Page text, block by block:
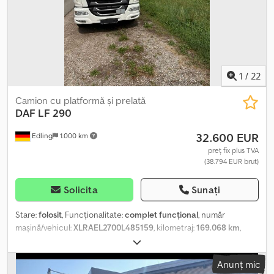
viteză, program electronic de stabilitate (ESP), proiectoare de
ceață, reglare electrică a geamurilor, servodirecție, sistem de
navigație, vehicul pentru nefumători, închidere centralizată,
încălzire scaun, înmatriculare camion, VEHICUL ÎN STARE
EXCELENTĂ. NU ARE NICIUN DEFECT, TREBUIE DOAR
PERSONALIZAT DUPĂ PREFERINȚE. Dedpfxjzrg Nye Anpewa
GABARITUL TOTAL: 6500 MM.
1 / 22
Edling 1.000 km
Camion cu platformă și prelată
DAF LF 290
32.600 EUR
preț fix plus TVA
(38.794 EUR brut)
Solicita Sunați
Stare:folosit, Funcționalitate:complet funcțional, număr
mașină/vehicul:XLRAEL2700L485159, kilometraj:169.068 km,
, prima înmatriculare:
combustibil:motorină, greutatea goală:5.220 kg, greutate totală:
16.000 kg
, starea anvelopelor: 60 procent, următoarea inspecție
Anunț mic